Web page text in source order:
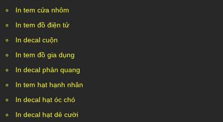
In tem cửa nhôm
In tem đồ điện tử
In decal cuộn
In tem đồ gia dụng
In decal phản quang
In tem hạt hạnh nhân
In decal hạt óc chó
In decal hạt dẻ cười